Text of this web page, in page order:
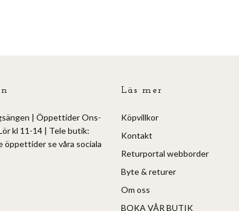
| Öppettider Ons-
kl 11-14 | Tele butik:
öppettider se våra sociala
Läs mer
Köpvillkor
Kontakt
Returportal webborder
Byte & returer
Om oss
BOKA VÅR BUTIK